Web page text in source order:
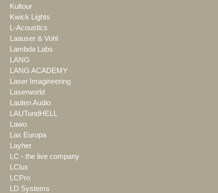
Kultour
Kwick Lights
L-Acoustics
Laauser & Vohl
Lambda Labs
LANG
LANG ACADEMY
Laser Imagineering
Laserworld
Lauten Audio
LAUTundHELL
Lawo
Lax Europa
Layher
LC - the live company
LClux
LCPro
LD Systems